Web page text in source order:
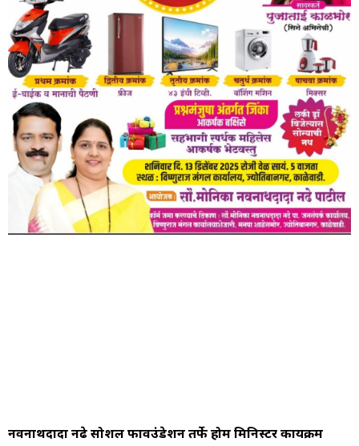
नवनाथदादा नढे सोशल फावउंडेशन तर्फे होम मिनिस्टर कार्यक्रम